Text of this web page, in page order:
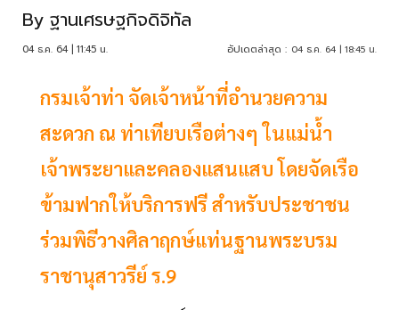
By ฐานเศรษฐกิจดิจิทัล
04 ธ.ค. 64 | 11:45 น. อัปเดตล่าสุด : 04 ธ.ค. 64 | 18:45 น.
กรมเจ้าท่า จัดเจ้าหน้าที่อำนวยความ
สะดวก ณ ท่าเทียบเรือต่างๆ ในแม่น้ำ
เจ้าพระยาและคลองแสนแสบ โดยจัดเรือ
ข้ามฟากให้บริการฟรี สำหรับประชาชน
ร่วมพิธีวางศิลาฤกษ์แท่นฐานพระบรม
ราชานุสาวรีย์ ร.9